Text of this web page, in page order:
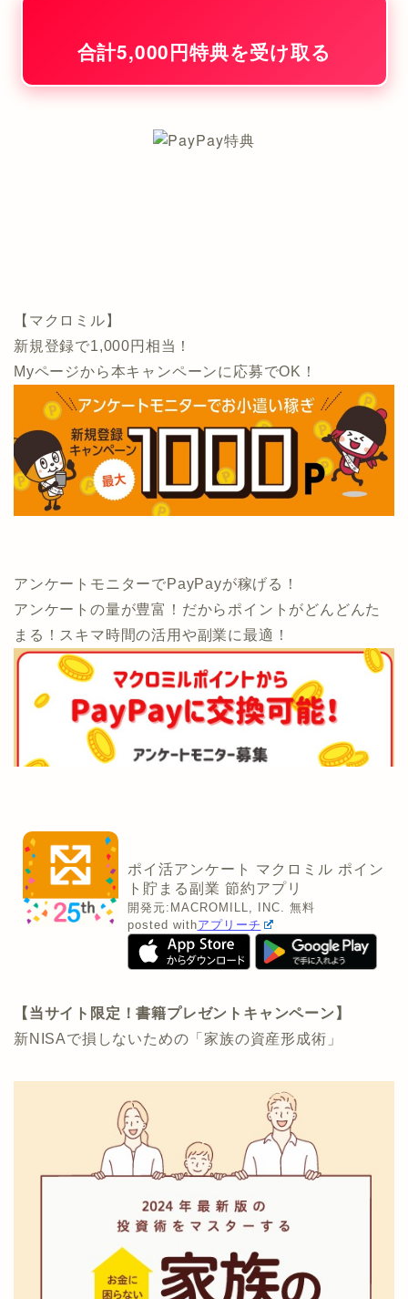
合計5,000円特典を受け取る
【マクロミル】
新規登録で1,000円相当！
Myページから本キャンペーンに応募でOK！
アンケートモニターでPayPayが稼げる！
アンケートの量が豊富！だからポイントがどんどんた
まる！スキマ時間の活用や副業に最適！
ポイ活アンケート マクロミル ポイン
ト貯まる副業 節約アプリ
開発元: MACROMILL, INC.
無料
posted withアプリーチ
【当サイト限定！書籍プレゼントキャンペーン】
新NISAで損しないための「家族の資産形成術」